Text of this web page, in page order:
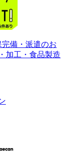
完備・派遣のお
加工・食品製造